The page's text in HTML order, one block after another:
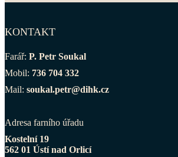
KONTAKT
Farář: P. Petr Soukal
Mobil: 736 704 332
Mail: soukal.petr@dihk.cz
Adresa farního úřadu
Kostelní 19
562 01 Ústí nad Orlicí